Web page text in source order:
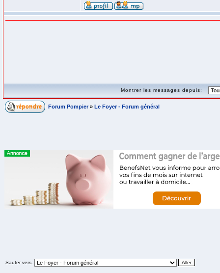
Montrer les messages depuis:
Forum Pompier » Le Foyer - Forum général
Sauter vers: